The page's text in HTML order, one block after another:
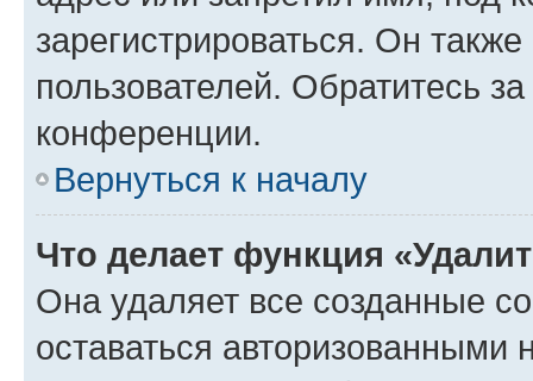
зарегистрироваться. Он
пользователей. Обратитесь
конференции.
Вернуться к началу
Что делает функция
Она удаляет все созданные
оставаться авторизованными